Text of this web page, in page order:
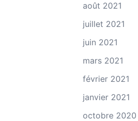
août 2021
juillet 2021
juin 2021
mars 2021
février 2021
janvier 2021
octobre 2020